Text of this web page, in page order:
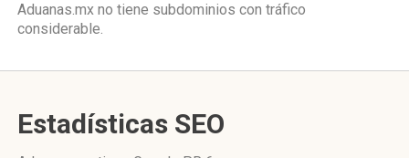
Aduanas.mx no tiene subdominios con tráfico
considerable.
Estadísticas SEO